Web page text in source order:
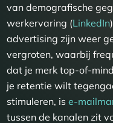
van demografische
werkervaring (LinkedIn
advertising zijn weer
vergroten, waarbij
dat je merk top-of-
je retentie wilt
stimuleren, ise-
tussen de kanalen zit